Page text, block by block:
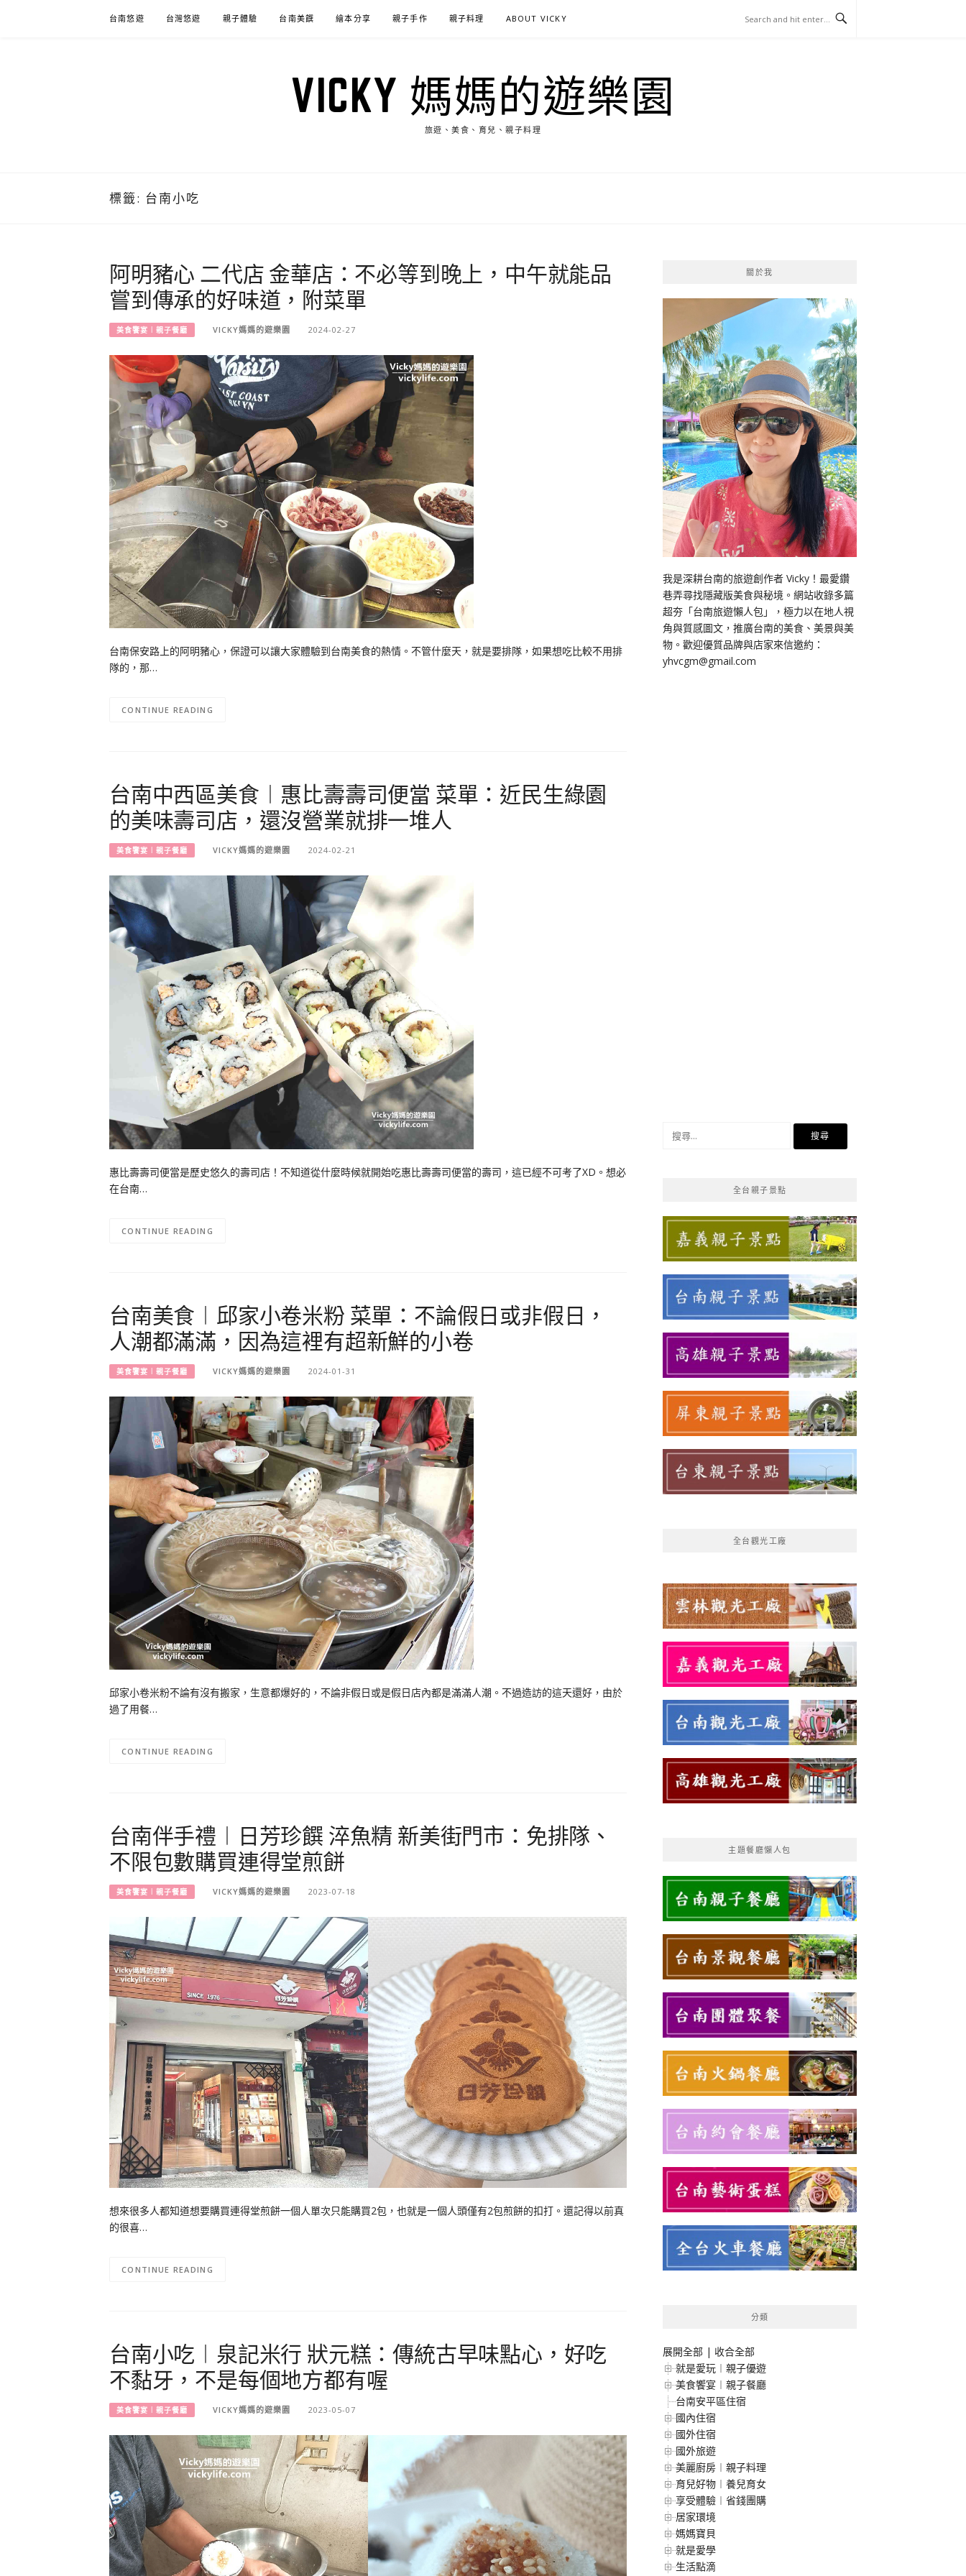
台南悠遊 台灣悠遊 親子體驗 台南美饌 繪本分享 親子手作 親子料理 ABOUT VICKY
VICKY 媽媽的遊樂園
旅遊、美食、育兒、親子料理
標籤: 台南小吃
阿明豬心 二代店 金華店：不必等到晚上，中午就能品
嘗到傳承的好味道，附菜單
美食饗宴︱親子餐廳 VICKY媽媽的遊樂園 2024-02-27
台南保安路上的阿明豬心，保證可以讓大家體驗到台南美食的熱情。不管什麼天，就是要排隊，如果想吃比較不用排
隊的，那…
CONTINUE READING
台南中西區美食︱惠比壽壽司便當 菜單：近民生綠園
的美味壽司店，還沒營業就排一堆人
美食饗宴︱親子餐廳 VICKY媽媽的遊樂園 2024-02-21
惠比壽壽司便當是歷史悠久的壽司店！不知道從什麼時候就開始吃惠比壽壽司便當的壽司，這已經不可考了XD。想必
在台南…
CONTINUE READING
台南美食︱邱家小卷米粉 菜單：不論假日或非假日，
人潮都滿滿，因為這裡有超新鮮的小卷
美食饗宴︱親子餐廳 VICKY媽媽的遊樂園 2024-01-31
邱家小卷米粉不論有沒有搬家，生意都爆好的，不論非假日或是假日店內都是滿滿人潮。不過造訪的這天還好，由於
過了用餐…
CONTINUE READING
台南伴手禮︱日芳珍饌 淬魚精 新美街門市：免排隊、
不限包數購買連得堂煎餅
美食饗宴︱親子餐廳 VICKY媽媽的遊樂園 2023-07-18
想來很多人都知道想要購買連得堂煎餅一個人單次只能購買2包，也就是一個人頭僅有2包煎餅的扣打。還記得以前真
的很喜…
CONTINUE READING
台南小吃︱泉記米行 狀元糕：傳統古早味點心，好吃
不黏牙，不是每個地方都有喔
美食饗宴︱親子餐廳 VICKY媽媽的遊樂園 2023-05-07
關於我
我是深耕台南的旅遊創作者 Vicky！最愛鑽
巷弄尋找隱藏版美食與秘境。網站收錄多篇
超夯「台南旅遊懶人包」，極力以在地人視
角與質感圖文，推廣台南的美食、美景與美
物。歡迎優質品牌與店家來信邀約：
yhvcgm@gmail.com
全台親子景點
全台觀光工廠
主題餐廳懶人包
分類
展開全部 | 收合全部
就是愛玩︱親子優遊
美食饗宴︱親子餐廳
台南安平區住宿
國內住宿
國外住宿
國外旅遊
美麗廚房︱親子料理
育兒好物︱養兒育女
享受體驗︱省錢團購
居家環境
媽媽寶貝
就是愛學
生活點滴